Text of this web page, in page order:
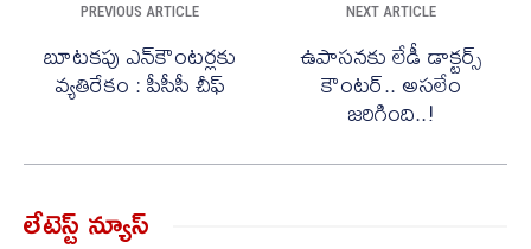
PREVIOUS ARTICLE
బూటకపు ఎన్‌కౌంటర్లకు
వ్యతిరేకం : పీసీసీ చీఫ్
NEXT ARTICLE
ఉపాసనకు లేడీ డాక్టర్స్
కౌంటర్.. అసలేం
జరిగింది..!
లేటెస్ట్ న్యూస్‌